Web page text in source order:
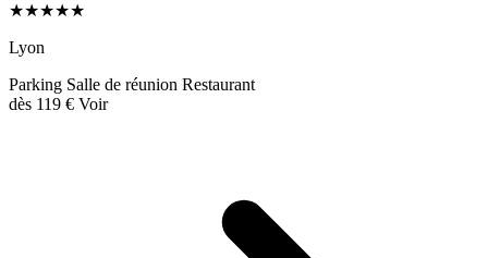
★★★★★
Lyon
Parking Salle de réunion Restaurant
dès 119 € Voir